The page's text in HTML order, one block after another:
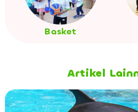
Basket
Artikel